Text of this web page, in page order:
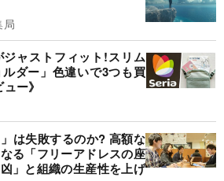
局
ジャストフィット!スリム
ダー」色違いで3つも買
ー》
は失敗するのか? 高額な
る「フリーアドレスの座
」と組織の生産性を上げ